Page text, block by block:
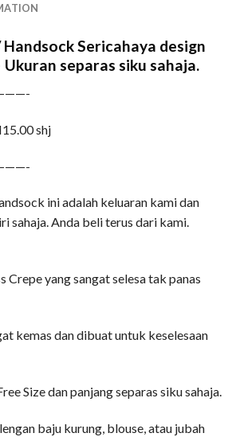
Sericahaya design
separas siku sahaja.
shj
ini adalah keluaran kami dan
sahaja. Anda beli terus dari kami.
Crepe yang sangat selesa tak panas
kemas dan dibuat untuk keselesaan
Size dan panjang separas siku sahaja.
baju kurung, blouse, atau jubah